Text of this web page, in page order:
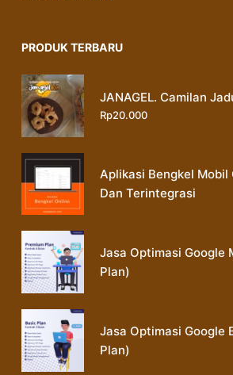
PRODUK TERBARU
JANAGEL. Camilan
Rp20.000
Aplikasi Bengkel Mobil
Dan Terintegrasi
Jasa Optimasi Google
Plan)
Jasa Optimasi Google
Plan)